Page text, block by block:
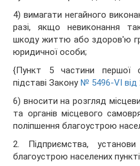
4) вимагати негайного
разі, якщо невиконання
шкоду життю або здоров'ю
юридичної особи;
{Пункт 5 частини першої
підставі Закону № 5496-VI від
6) вносити на розгляд
та органів місцевого
поліпшення благоустрою
2. Підприємства,
благоустрою населених